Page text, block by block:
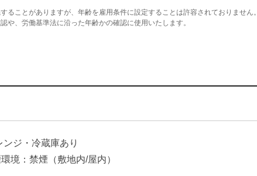
ることがありますが、年齢を雇用条件に設定することは許容されておりません
や、労働基準法に沿った年齢かの確認に使用いたします。
ンジ・冷蔵庫あり
境：禁煙（敷地内/屋内）